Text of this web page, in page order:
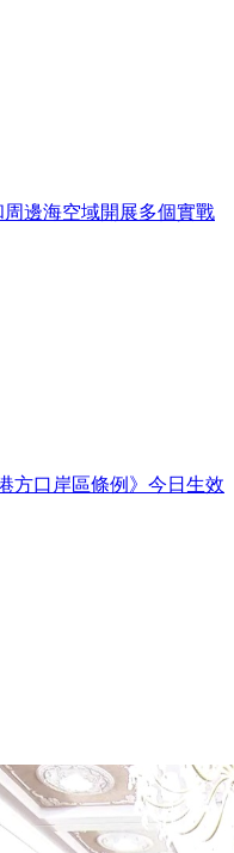
邊海空域開展多個實戰
方口岸區條例》今日生效